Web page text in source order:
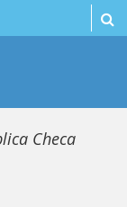
Checa